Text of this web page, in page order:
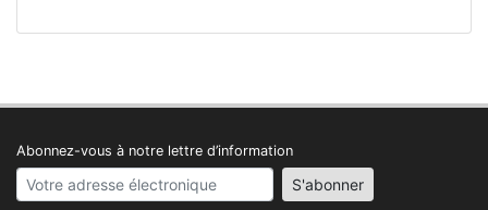
Abonnez-vous à notre lettre d’information
Your email address S'abonner